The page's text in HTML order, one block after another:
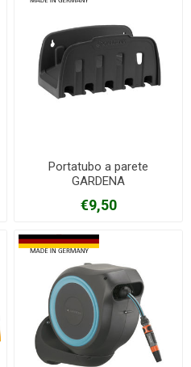
Portatubo a parete
GARDENA
€9,50